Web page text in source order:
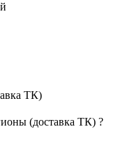
ТК)
(доставка ТК) ?